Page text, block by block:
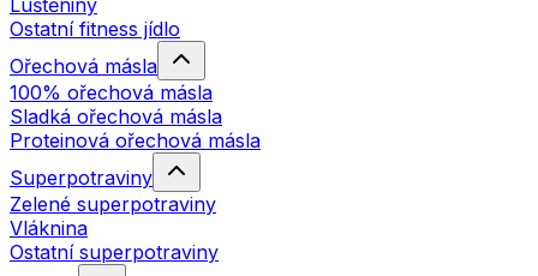
Luštěniny
Ostatní fitness jídlo
Ořechová másla
100% ořechová másla
Sladká ořechová másla
Proteinová ořechová másla
Superpotraviny
Zelené superpotraviny
Vláknina
Ostatní superpotraviny